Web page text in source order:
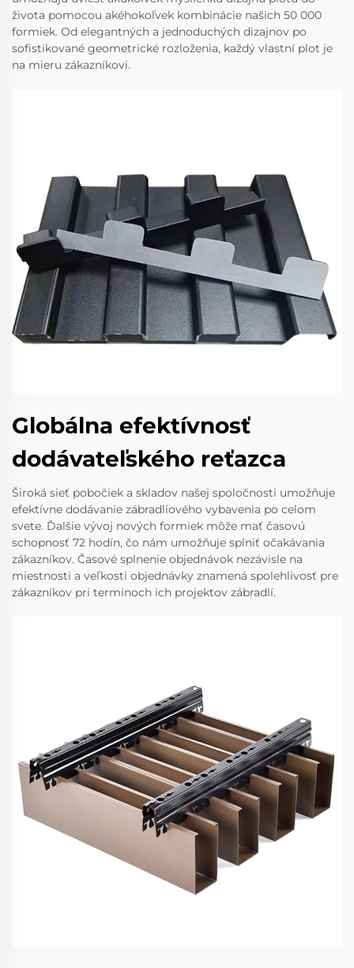
života pomocou akéhokoľvek kombinácie našich 50 000
formiek. Od elegantných a jednoduchých dizajnov po
sofistikované geometrické rozloženia, každý vlastní plot je
na mieru zákazníkovi.
Globálna efektívnosť
dodávateľského reťazca
Široká sieť pobočiek a skladov našej spoločnosti umožňuje
efektívne dodávanie zábradlíového vybavenia po celom
svete. Ďalšie vývoj nových formiek môže mať časovú
schopnosť 72 hodín, čo nám umožňuje splniť očakávania
zákazníkov. Časové splnenie objednávok nezávisle na
miestnosti a veľkosti objednávky znamená spolehlivosť pre
zákazníkov pri termínoch ich projektov zábradlí.